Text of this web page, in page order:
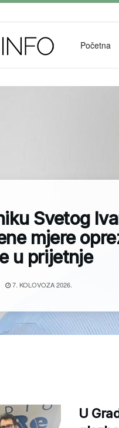
Početna
Svetog
mjere
u prijetnje
7. KOLOVOZA 2026.
U